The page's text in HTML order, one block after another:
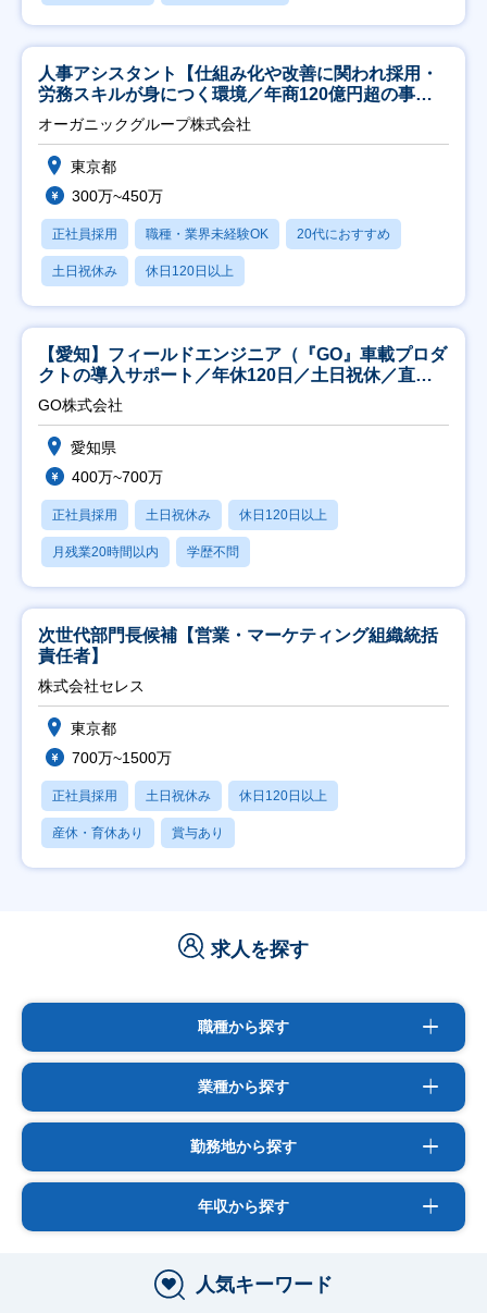
人事アシスタント【仕組み化や改善に関われ採用・
労務スキルが身につく環境／年商120億円超の事業
会社】
オーガニックグループ株式会社
東京都
300万~450万
正社員採用 職種・業界未経験OK 20代におすすめ
土日祝休み 休日120日以上
【愛知】フィールドエンジニア（『GO』車載プロダ
クトの導入サポート／年休120日／土日祝休／直行
直帰
GO株式会社
愛知県
400万~700万
正社員採用 土日祝休み 休日120日以上
月残業20時間以内 学歴不問
次世代部門長候補【営業・マーケティング組織統括
責任者】
株式会社セレス
東京都
700万~1500万
正社員採用 土日祝休み 休日120日以上
産休・育休あり 賞与あり
求人を探す
職種から探す
業種から探す
勤務地から探す
年収から探す
人気キーワード